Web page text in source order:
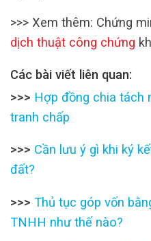
>>> Xem thêm: Chứng
dịch thuật công chứng
Các bài viết liên quan:
>>> Hợp đồng chia tách
tranh chấp
>>> Cần lưu ý gì khi ký
đất?
>>> Thủ tục góp vốn
TNHH như thế nào?